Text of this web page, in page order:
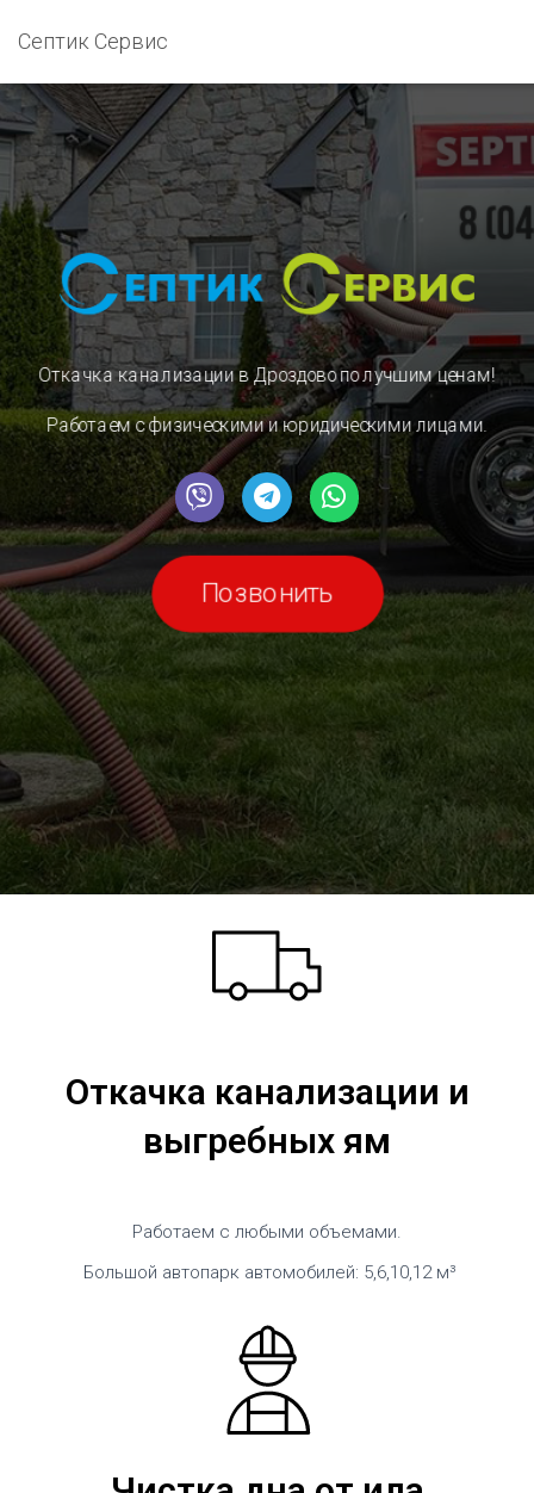
Септик Сервис
Откачка канализации в Дроздовопо лучшим ценам!
Работаем с физическими и юридическими лицами.
Позвонить
Откачка канализации и
выгребных ям
Работаем с любыми объемами.
Большой автопарк автомобилей: 5,6,10,12 м³